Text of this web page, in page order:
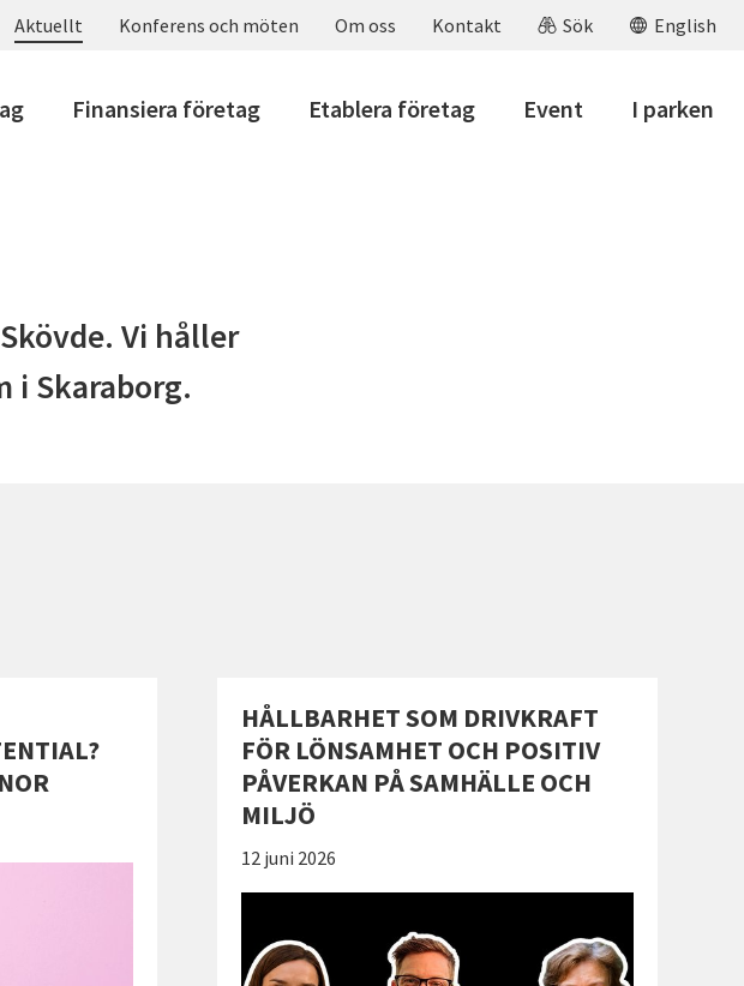
Aktuellt Konferens och möten Om oss Kontakt Sök English
Finansiera företag Etablera företag Event I parken
Vi håller
i Skaraborg.
HÅLLBARHET SOM DRIVKRAFT
FÖR LÖNSAMHET OCH POSITIV
PÅVERKAN PÅ SAMHÄLLE OCH
MILJÖ
Publicerad:
12 juni 2026